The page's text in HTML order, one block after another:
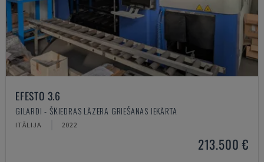
EFESTO 3.6
GILARDI - ŠĶIEDRAS LĀZERA GRIEŠANAS IEKĀRTA
ITĀLIJA 2022
213.500 €